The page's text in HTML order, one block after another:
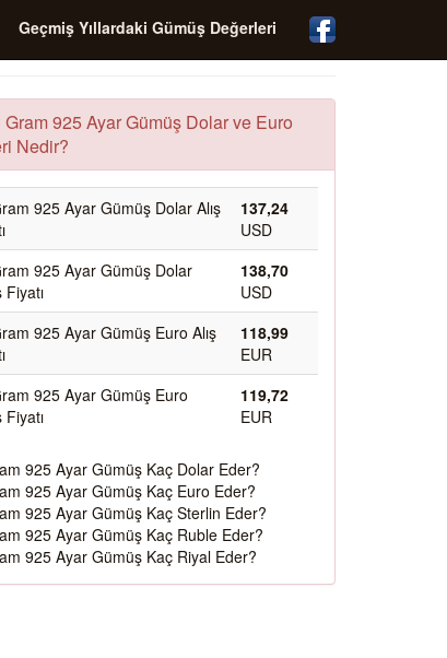
Geçmiş Yıllardaki Gümüş Değerleri
Gram 925 Ayar Gümüş Dolar ve Euro
Nedir?
925 Ayar Gümüş Dolar Alış
137,24
USD
925 Ayar Gümüş Dolar
Fiyatı
138,70
USD
925 Ayar Gümüş Euro Alış
118,99
EUR
925 Ayar Gümüş Euro
Fiyatı
119,72
EUR
925 Ayar Gümüş Kaç Dolar Eder?
925 Ayar Gümüş Kaç Euro Eder?
925 Ayar Gümüş Kaç Sterlin Eder?
925 Ayar Gümüş Kaç Ruble Eder?
925 Ayar Gümüş Kaç Riyal Eder?